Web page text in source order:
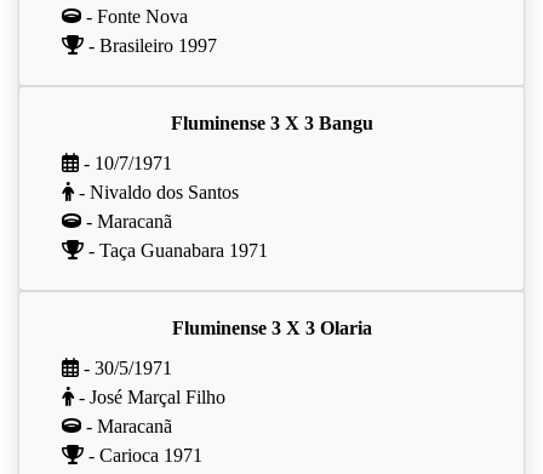
- Fonte Nova
- Brasileiro 1997
Fluminense 3 X 3 Bangu
- 10/7/1971
- Nivaldo dos Santos
- Maracanã
- Taça Guanabara 1971
Fluminense 3 X 3 Olaria
- 30/5/1971
- José Marçal Filho
- Maracanã
- Carioca 1971